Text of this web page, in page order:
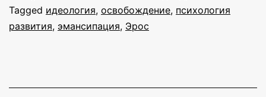
Tagged идеология, освобождение, психология
развития, эмансипация, Эрос